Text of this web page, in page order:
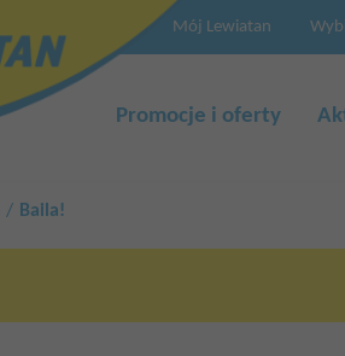
Mój Lewiatan
Główna
Promocje i oferty
Baila!